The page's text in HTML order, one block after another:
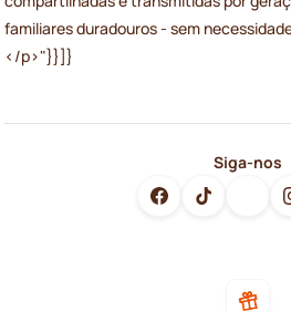
familiares duradouros - sem
</p>"}}]}
Siga-nos